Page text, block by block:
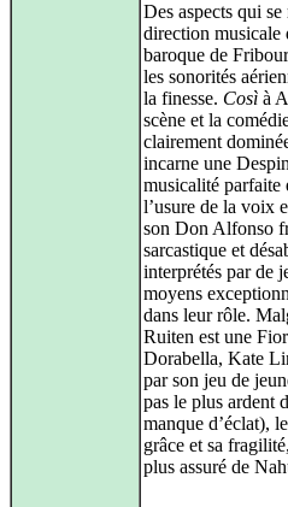
Des aspects qui
direction musicale
baroque de
les sonorités
la finesse. Così à
scène et la
clairement
incarne une
musicalité parfaite
l’usure de la voix
son Don Alfonso
sarcastique et
interprétés par de
moyens
dans leur rôle.
Ruiten est une
Dorabella, Kate
par son jeu de
pas le plus ardent
manque d’éclat),
grâce et sa
plus assuré de